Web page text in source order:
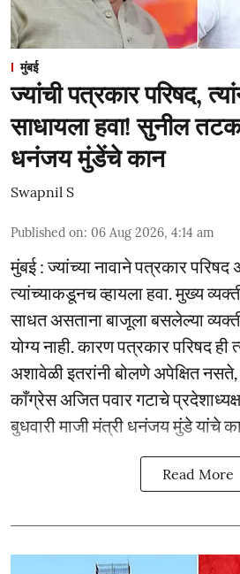
मुंबई
ज्यांची पत्रकार परिषद,
साधायला हवा! सुनील
धनंजय मुंडेंचे कान
Swapnil S
Published on: 06 Aug 2026, 4:14 am
मुंबई : ज्यांच्या नावाने पत्रकार
त्यांच्याकडूनच व्हायला हवा. मुख्य
साधत असताना बाजूला बसलेल्या
योग्य नाही. कारण पत्रकार परिषद ही
अशावेळी इतरांनी बोलणे अपेक्षित नसते,
काँग्रेस अजित पवार गटाचे
बुधवारी माजी मंत्री धनंजय मुंडे यांचे
Read More